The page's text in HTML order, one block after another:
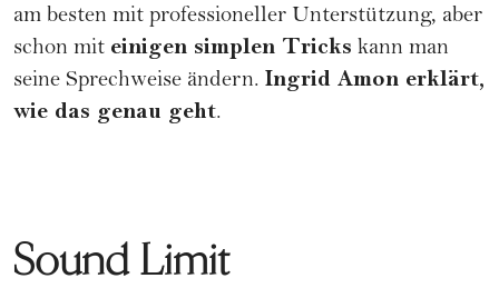
am besten mit professioneller Unterstützung, aber
schon mit einigen simplen Tricks kann man
seine Sprechweise ändern. Ingrid Amon erklärt,
wie das genau geht.
Sound Limit